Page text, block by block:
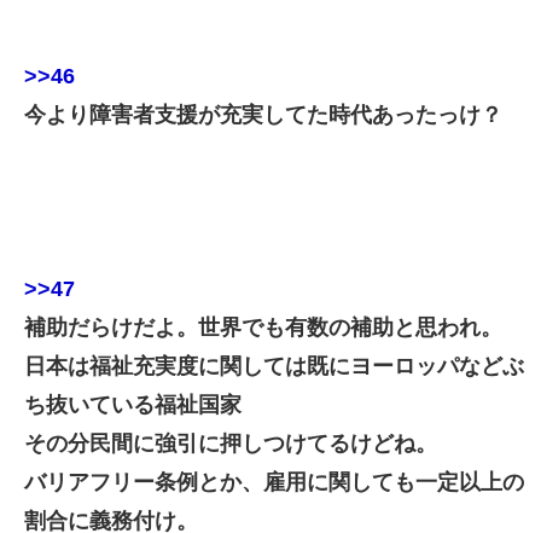
>>46
今より障害者支援が充実してた時代あったっけ？
>>47
補助だらけだよ。世界でも有数の補助と思われ。
日本は福祉充実度に関しては既にヨーロッパなどぶ
ち抜いている福祉国家
その分民間に強引に押しつけてるけどね。
バリアフリー条例とか、雇用に関しても一定以上の
割合に義務付け。